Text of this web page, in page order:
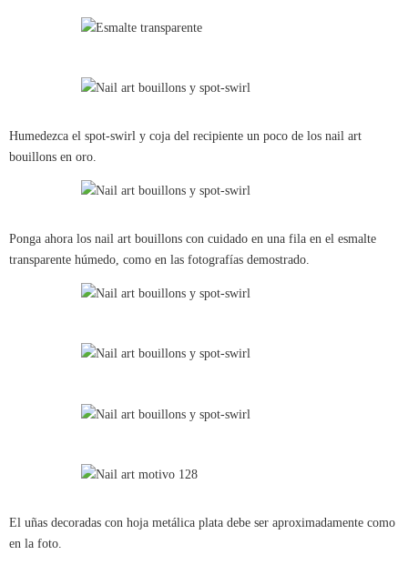
Humedezca el spot-swirl y coja del recipiente un poco de los nail art
bouillons en oro.
Ponga ahora los nail art bouillons con cuidado en una fila en el esmalte
transparente húmedo, como en las fotografías demostrado.
El uñas decoradas con hoja metálica plata debe ser aproximadamente como
en la foto.